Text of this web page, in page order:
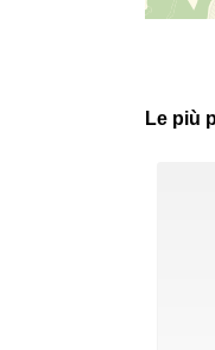
Le più